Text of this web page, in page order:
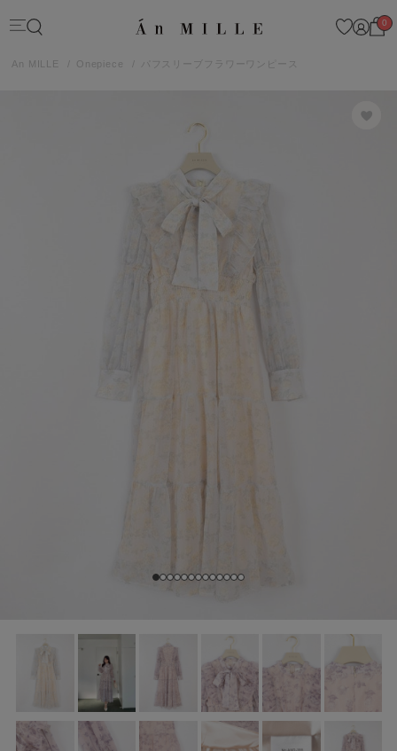
0
An MILLE Onepiece パフスリーブフラワーワンピース